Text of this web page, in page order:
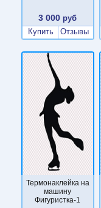
3 000 руб
Купить
Отзывы
Термонаклейка на
машину
Фигуристка-1